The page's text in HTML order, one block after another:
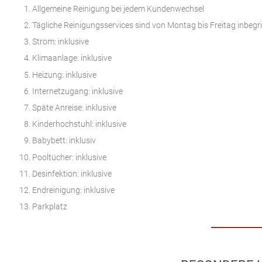
Allgemeine Reinigung bei jedem Kundenwechsel
Tägliche Reinigungsservices sind von Montag bis Freitag
Strom: inklusive
Klimaanlage: inklusive
Heizung: inklusive
Internetzugang: inklusive
Späte Anreise: inklusive
Kinderhochstuhl: inklusive
Babybett: inklusiv
Pooltücher: inklusive
Desinfektion: inklusive
Endreinigung: inklusive
Parkplatz